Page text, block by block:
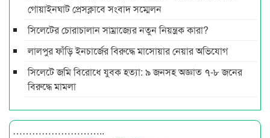
গোয়াইনঘাট প্রেসক্লাবে সংবাদ সম্মেলন
সিলেটের চোরাচালান সাম্রাজ্যের নতুন নিয়ন্ত্রক কারা?
লালপুর ফাঁড়ি ইনচার্জের বিরুদ্ধে মাসোয়ার নেয়ার অভিযোগ
সিলেটে জমি বিরোধে যুবক হত্যা: ৯ জনসহ অজ্ঞাত ৭-৮ জনের
বিরুদ্ধে মামলা
………………………..